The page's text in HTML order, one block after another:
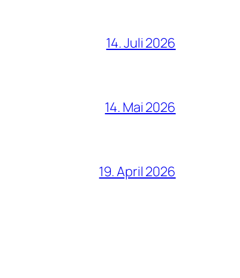
14. Juli 2026
14. Mai 2026
19. April 2026